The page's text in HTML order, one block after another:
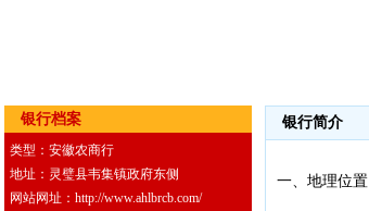
银行档案
类型：安徽农商行
地址：灵璧县韦集镇政府东侧
网站网址：http://www.ahlbrcb.com/
银行简介
一、地理位置